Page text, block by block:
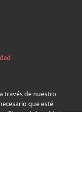
través de nuestro
que esté
y podrás subir tus